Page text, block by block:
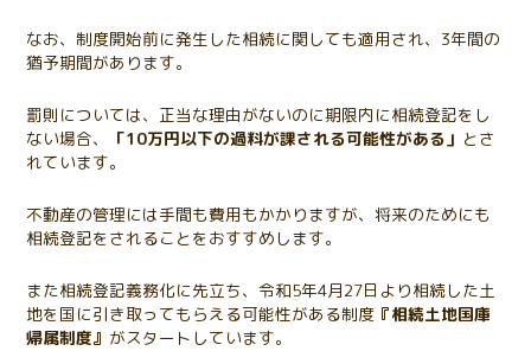
なお、制度開始前に発生した相続に関しても適用され、3年間の
猶予期間があります。
罰則については、正当な理由がないのに期限内に相続登記をし
ない場合、
「10万円以下の過料が課される可能性がある」 とさ
れています。
不動産の管理には手間も費用もかかりますが、将来のためにも
相続登記をされることをおすすめします。
また相続登記義務化に先立ち、令和5年4月27日より相続した土
地を国に引き取ってもらえる可能性がある制度 『相続土地国庫
帰属制度』 がスタートしています。